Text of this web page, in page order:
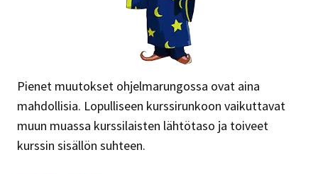
Pienet muutokset ohjelmarungossa ovat aina
mahdollisia. Lopulliseen kurssirunkoon vaikuttavat
muun muassa kurssilaisten lähtötaso ja toiveet
kurssin sisällön suhteen.